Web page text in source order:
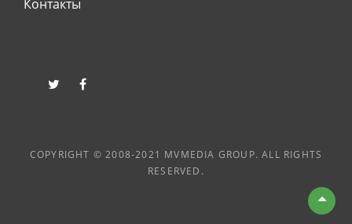
Контакты
twitter
COPYRIGHT © 2008-2021 MVMEDIA GROUP. ALL RIGHTS
RESERVED.